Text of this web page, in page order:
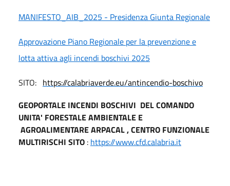
MANIFESTO_AIB_2025 - Presidenza Giunta Regionale
Approvazione Piano Regionale per la prevenzione e
lotta attiva agli incendi boschivi 2025
SITO: https://calabriaverde.eu/antincendio-boschivo
GEOPORTALE INCENDI BOSCHIVI DEL COMANDO
UNITA' FORESTALE AMBIENTALE E
AGROALIMENTARE ARPACAL , CENTRO FUNZIONALE
MULTIRISCHI SITO : https://www.cfd.calabria.it